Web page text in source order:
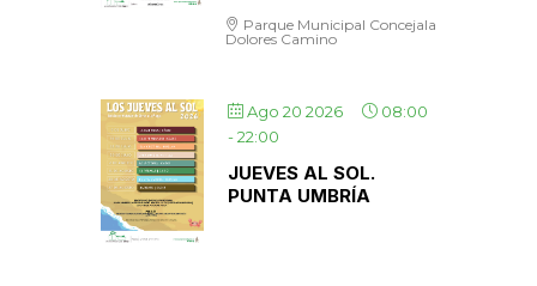
Parque Municipal Concejala
Dolores Camino
Ago 20 2026
08:00
-22:00
JUEVES AL SOL.
PUNTA UMBRÍA